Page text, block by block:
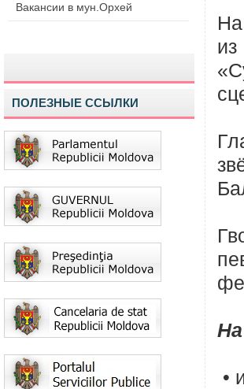
Вакансии в мун.Орхей
ПОЛЕЗНЫЕ ССЫЛКИ
•